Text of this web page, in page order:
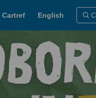
Cartref English